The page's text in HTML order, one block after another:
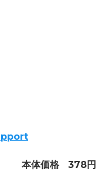
本体価格 378円